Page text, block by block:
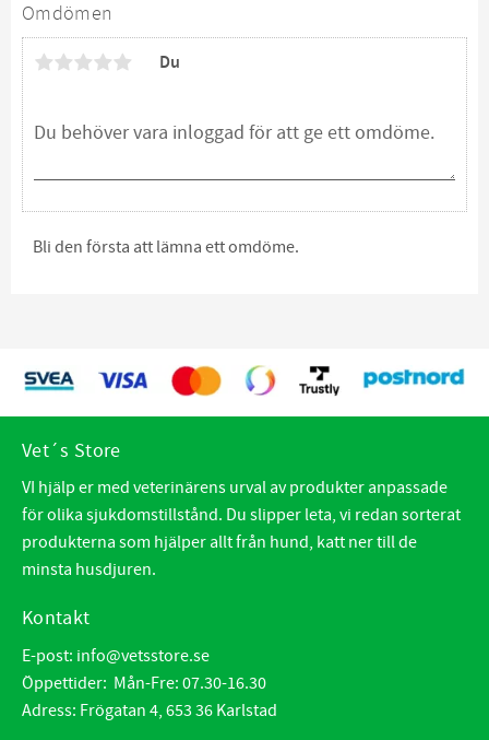
Omdömen
Du
Bli den första att lämna ett omdöme.
Vet´s Store
VI hjälp er med veterinärens urval av produkter anpassade
för olika sjukdomstillstånd. Du slipper leta, vi redan sorterat
produkterna som hjälper allt från hund, katt ner till de
minsta husdjuren.
Kontakt
E-post: info@vetsstore.se
Öppettider: Mån-Fre: 07.30-16.30
Adress: Frögatan 4, 653 36 Karlstad